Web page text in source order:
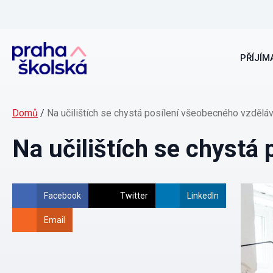
Domů / Na učilištích se chystá posílení všeobecného
Na učilištích se chystá
Facebook Twitter LinkedIn
Email